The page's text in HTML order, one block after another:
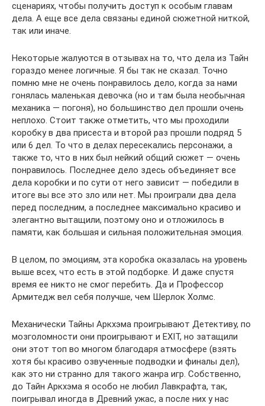
сценариях, чтобы получить доступ к особым главам
дела. А еще все дела связаны единой сюжетной ниткой,
так или иначе.
Некоторые жалуются в отзывах на то, что дела из Тайн
гораздо менее логичные. Я бы так не сказал. Точно
помню мне не очень понравилось дело, когда за нами
гонялась маленькая девочка (но и там была необычная
механика — погоня), но большинство дел прошли очень
неплохо. Стоит также отметить, что мы проходили
коробку в два присеста и второй раз прошли подряд 5
или 6 дел. То что в делах пересекались персонажи, а
также то, что в них был нейкий общий сюжет — очень
понравилось. Последнее дело здесь объединяет все
дела коробки и по сути от него зависит — победили в
итоге вы все это зло или нет. Мы проиграли два дела
перед последним, а последнее максимально красиво и
элегантно вытащили, поэтому оно и отложилось в
памяти, как большая и сильная положительная эмоция.
В целом, по эмоциям, эта коробка оказалась на уровень
выше всех, что есть в этой подборке. И даже спустя
время ее никто не смог перебить. Да и Профессор
Армитедж вел себя получше, чем Шерлок Холмс.
Механически Тайны Аркхэма проигрывают Детективу, по
мозголомности они проигрывают и EXIT, но затащили
они этот топ во многом благодаря атмосфере (взять
хотя бы красиво озвученные подводки и финалы дел),
как это ни странно для такого жанра игр. Собственно,
до Тайн Аркхэма я особо не любил Лавкрафта, так,
поигрывал иногда в Древний ужас, а после них у нас